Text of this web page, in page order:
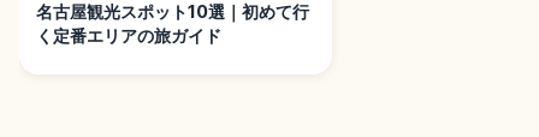
名古屋観光スポット10選｜初めて行
く定番エリアの旅ガイド